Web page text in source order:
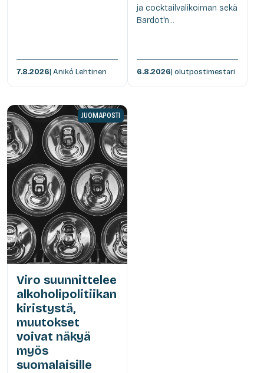
7.8.2026| Anikó Lehtinen
ja cocktailvalikoiman sekä
Bardot'n...
6.8.2026| olutpostimestari
JUOMAPOSTI
Viro suunnittelee
alkoholipolitiikan
kiristystä,
muutokset
voivat näkyä
myös
suomalaisille